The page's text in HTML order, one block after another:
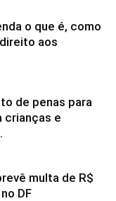
o que é, como
aos
de penas para
crianças e
multa de R$
DF